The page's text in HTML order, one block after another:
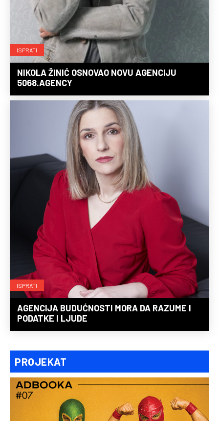
ISPRATI
NIKOLA ŽINIĆ OSNOVAO NOVU AGENCIJU
5068.AGENCY
ISPRATI
AGENCIJA BUDUĆNOSTI MORA DA RAZUME I
PODATKE I LJUDE
PROJEKAT